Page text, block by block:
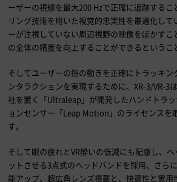
ーザーの視線を最大200 Hzで正確に追跡する
リング技術を用いた視覚的忠実性を最適化し
ーが注視していない周辺視野の映像をぼかすこ
の全体の精度を向上することができるというこ
そしてユーザーの指の動きを正確にトラッキン
ンタラクションを実現するために、XR-3/VR-3
社を置く「Ultraleap」が開発したハンドトラ
ョンセンサー「Leap Motion」のライセンスを
す。
そして眼の疲れとVR酔いの低減にも配慮し、
ットさせる3点式のヘッドバンドを採用、さら
能アップ、超広角レンズ搭載と、快適性と実用